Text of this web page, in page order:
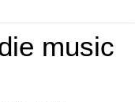
music